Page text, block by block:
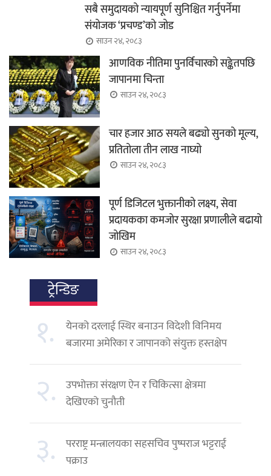
सबै समुदायको न्यायपूर्ण सुनिश्चित गर्नुपर्नेमा
संयोजक ‘प्रचण्ड’को जोड
साउन २४, २०८३
आणविक नीतिमा पुनर्विचारको सङ्केतपछि
जापानमा चिन्ता
साउन २४, २०८३
चार हजार आठ सयले बढ्यो सुनको मूल्य,
प्रतितोला तीन लाख नाघ्यो
साउन २४, २०८३
पूर्ण डिजिटल भुक्तानीको लक्ष्य, सेवा
प्रदायकका कमजोर सुरक्षा प्रणालीले बढायो
जोखिम
साउन २४, २०८३
ट्रेन्डिङ
१.
येनको दरलाई स्थिर बनाउन विदेशी विनिमय
बजारमा अमेरिका र जापानको संयुक्त हस्तक्षेप
२. उपभोक्ता संरक्षण ऐन र चिकित्सा क्षेत्रमा
देखिएको चुनौती
३.
परराष्ट्र मन्त्रालयका सहसचिव पुष्पराज भट्टराई
पक्राउ